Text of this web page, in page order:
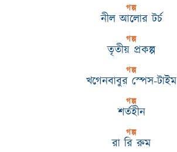
গল্প
নীল আলোর টর্চ
গল্প
তৃতীয় প্রকল্প
গল্প
খগেনবাবুর স্পেস-টাইম
গল্প
শর্তহীন
গল্প
রা রি রুম